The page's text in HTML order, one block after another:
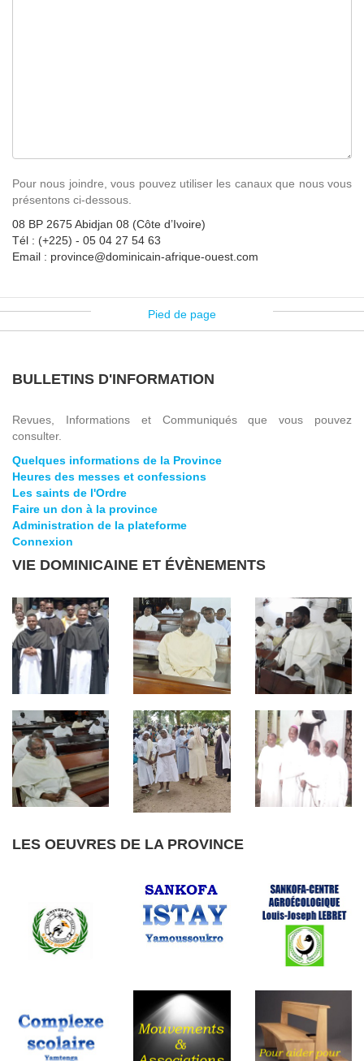
Pour nous joindre, vous pouvez utiliser les canaux que nous vous
présentons ci-dessous.
08 BP 2675 Abidjan 08 (Côte d’Ivoire)
Tél : (+225) - 05 04 27 54 63
Email : province@dominicain-afrique-ouest.com
Pied de page
BULLETINS D'INFORMATION
Revues, Informations et Communiqués que vous pouvez
consulter.
Quelques informations de la Province
Heures des messes et confessions
Les saints de l'Ordre
Faire un don à la province
Administration de la plateforme
Connexion
VIE DOMINICAINE ET ÉVÈNEMENTS
LES OEUVRES DE LA PROVINCE